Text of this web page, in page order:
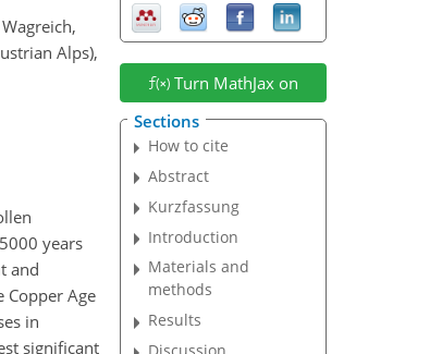
Alps),
years
and
Copper Age
in
significant
Turn MathJax on
Sections
How to cite
Abstract
Kurzfassung
Introduction
Materials and
methods
Results